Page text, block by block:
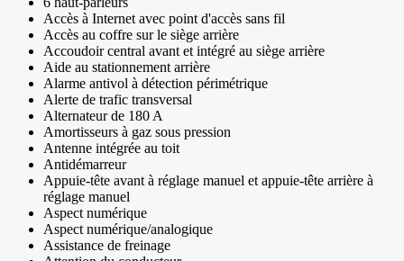
Accès à Internet avec point d'accès sans fil
Accès au coffre sur le siège arrière
Accoudoir central avant et intégré au siège arrière
Aide au stationnement arrière
Alarme antivol à détection périmétrique
Alerte de trafic transversal
Alternateur de 180 A
Amortisseurs à gaz sous pression
Antenne intégrée au toit
Antidémarreur
Appuie-tête avant à réglage manuel et appuie-tête arrière à
réglage manuel
Aspect numérique
Aspect numérique/analogique
Assistance de freinage